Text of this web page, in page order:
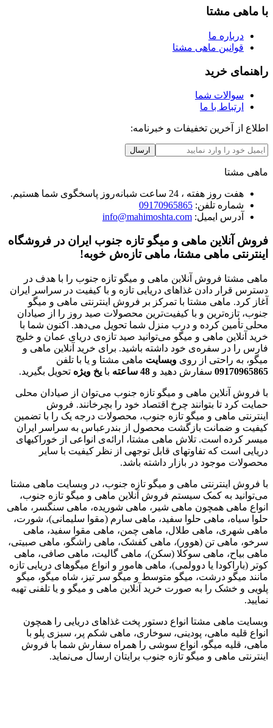
با ماهی مشتا
درباره ما
قوانین ماهی مشتا
راهنمای خرید
سوالات شما
ارتباط با ما
اطلاع از آخرین تخفیفات و خبرنامه:
ارسال
ماهی مشتا
هفت روز هفته ، 24 ساعت شبانه‌روز پاسخگوی شما هستیم.
شماره تلفن: 09170965865
آدرس ایمیل: info@mahimoshta.com
فروش آنلاین ماهی و میگو تازه جنوب ایران در فروشگاه
اینترنتی ماهی مشتا، ماهی تازه‌ش خوبه!
ماهی مشتا فروش آنلاین ماهی و میگو تازه جنوب را با هدف در
دسترس قرار دادن غذاهای دریایی تازه و با کیفیت در سراسر ایران
آغاز کرد. ماهی مشتا با تمرکز بر فروش اینترنتی ماهی و میگو
جنوب، تازه‌ترین و با کیفیت‌ترین محصولات صید روز را از صیادان
محلی تأمین کرده و درب منزل شما تحویل می‌دهد. اکنون شما با
خرید آنلاین ماهی و میگو می‌توانید صید تازه‌ی دریای عمان و خلیج
فارس را در سفره‌ی خود داشته باشید. برای خرید آنلاین ماهی و
میگو، به راحتی از روی وبسایت ماهی مشتا و یا با تلفن
09170965865 سفارش دهید و 48 ساعته با یخ ویژه تحویل بگیرید.
با فروش آنلاین ماهی و میگو تازه جنوب می‌توان از صیادان محلی
حمایت کرد تا بتوانند چرخ اقتصاد خود را بچرخانند. فروش
اینترنتی ماهی و میگو تازه جنوب، محصولات درجه یک را با تضمین
کیفیت و ضمانت بازگشت محصول از بندرعباس به سراسر ایران
میسر کرده است. تلاش ماهی مشتا، ارائه‌ی انواعی از خوراکیهای
دریایی است که تفاوتهای قابل توجهی از نظر کیفیت با سایر
محصولات موجود در بازار داشته باشد.
با فروش اینترنتی ماهی و میگو تازه جنوب، در وبسایت ماهی مشتا
می‌توانید به کمک سیستم فروش آنلاین ماهی و میگو تازه جنوب،
انواع ماهی همچون ماهی شیر، ماهی شوریده، ماهی سنگسر، ماهی
حلوا سیاه، ماهی حلوا سفید، ماهی سارم (مقوا سلیمانی)، شورت،
ماهی شهری، ماهی طلال، ماهی چمن، ماهی مقوا سفید، ماهی
سرخو، ماهی تن (هوور)، ماهی کفشک، ماهی راشگو، ماهی صبیتی،
ماهی بیاح، ماهی سوکلا (سکن)، ماهی گالیت، ماهی صافی، ماهی
کوتر (باراکودا یا دوولمی)، ماهی هامور و انواع میگوهای دریایی تازه
مانند میگو درشت، میگو متوسط و میگو سر تیز، شاه میگو، میگو
پلویی و خشک را به صورت خرید آنلاین ماهی و میگو و یا تلفنی تهیه
نمایید.
وبسایت ماهی مشتا انواع دستور پخت غذاهای دریایی را همچون
انواع قلیه ماهی، پودینی، سوخاری، ماهی شکم پر، سبزی پلو با
ماهی، قلیه میگو، انواع سوشی را همراه سفارش شما با فروش
اینترنتی ماهی و میگو تازه جنوب برایتان ارسال می‌نماید.